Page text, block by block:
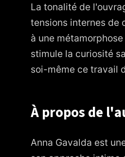
La tonalité de
tensions internes de
à une
stimule la curiosité
soi-même ce travail
À propos de
Anna Gavalda est